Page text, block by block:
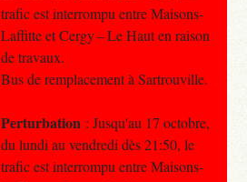
trafic est interrompu entre Maisons-
Laffitte et Cergy – Le Haut en raison
de travaux.
Bus de remplacement à Sartrouville.
Perturbation : Jusqu'au 17 octobre,
du lundi au vendredi dès 21:50, le
trafic est interrompu entre Maisons-